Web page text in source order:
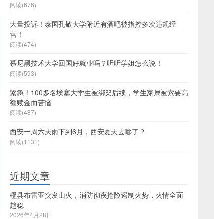
阅读(676)
大量投诉！泰国孔敬大学附近有酒吧被指控多次违规经
营！
阅读(474)
慕尼黑技术大学回国好就业吗？听听学姐怎么说！
阅读(593)
紧急！100多名埃塞大学生被绑架后续，学生家属被索要高
额赎金而苦恼
阅读(487)
西安一周六天雨下到6月，西安夏天去哪了？
阅读(1131)
近期文章
橙县布雷亚突发山火，消防彻夜抢险遏制火势，火情全面
趋稳
2026年4月28日